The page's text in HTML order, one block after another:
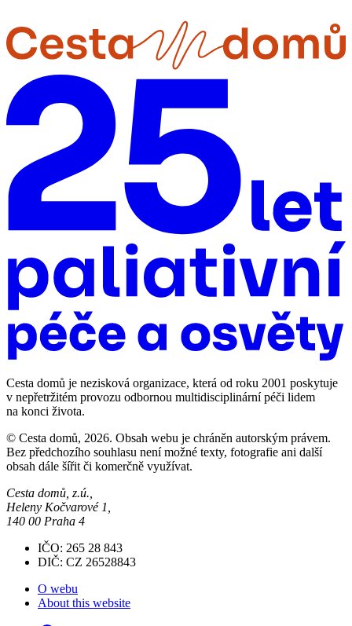
Cesta domů je nezisková organizace, která od roku 2001 poskytuje
v nepřetržitém provozu odbornou multidisciplinární péči lidem
na konci života.
© Cesta domů, 2026. Obsah webu je chráněn autorským právem.
Bez předchozího souhlasu není možné texty, fotografie ani další
obsah dále šířit či komerčně využívat.
Cesta domů, z.ú.,
Heleny Kočvarové 1,
140 00 Praha 4
IČO: 265 28 843
DIČ: CZ 26528843
O webu
About this website